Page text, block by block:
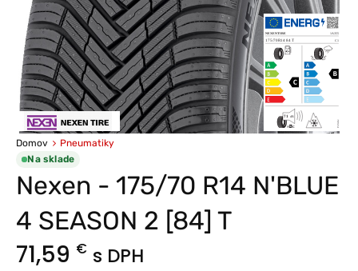
Domov
Pneumatiky
Na sklade
Nexen - 175/70 R14 N'BLUE
4 SEASON 2 [84] T
71,59 € s DPH